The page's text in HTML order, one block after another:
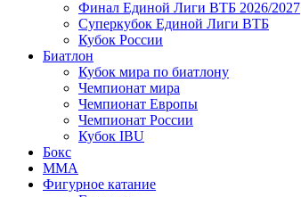
Финал Единой Лиги ВТБ 2026/2027
Суперкубок Единой Лиги ВТБ
Кубок России
Биатлон
Кубок мира по биатлону
Чемпионат мира
Чемпионат Европы
Чемпионат России
Кубок IBU
Бокс
MMA
Фигурное катание